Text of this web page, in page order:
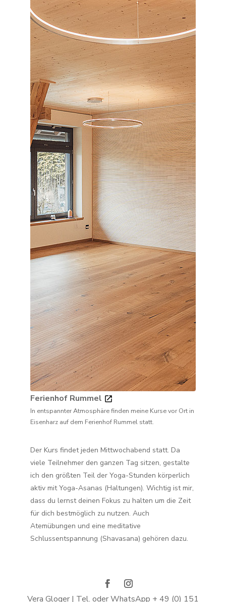
Ferienhof Rummel
In entspannter Atmosphäre finden meine Kurse vor Ort in
Eisenharz auf dem Ferienhof Rummel statt.
Der Kurs findet jeden Mittwochabend statt. Da
viele Teilnehmer den ganzen Tag sitzen, gestalte
ich den größten Teil der Yoga-Stunden körperlich
aktiv mit Yoga-Asanas (Haltungen). Wichtig ist mir,
dass du lernst deinen Fokus zu halten um die Zeit
für dich bestmöglich zu nutzen. Auch
Atemübungen und eine meditative
Schlussentspannung (Shavasana) gehören dazu.
Vera Gloger | Tel. oder WhatsApp + 49 (0) 151